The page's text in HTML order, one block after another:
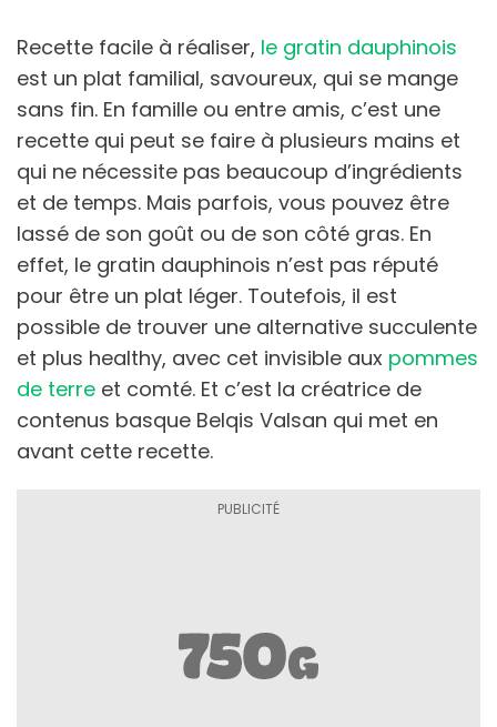
Recette facile à réaliser, le gratin dauphinois
est un plat familial, savoureux, qui se mange
sans fin. En famille ou entre amis, c’est une
recette qui peut se faire à plusieurs mains et
qui ne nécessite pas beaucoup d’ingrédients
et de temps. Mais parfois, vous pouvez être
lassé de son goût ou de son côté gras. En
effet, le gratin dauphinois n’est pas réputé
pour être un plat léger. Toutefois, il est
possible de trouver une alternative succulente
et plus healthy, avec cet invisible aux pommes
de terre et comté. Et c’est la créatrice de
contenus basque Belqis Valsan qui met en
avant cette recette.